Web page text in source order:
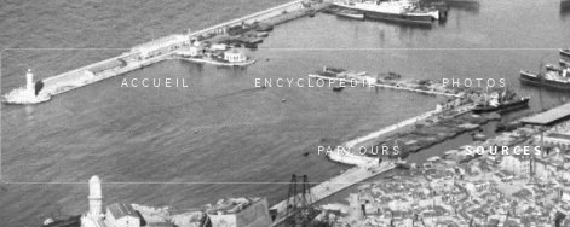
ACCUEIL ENCYCLOPÉDIE PHOTOS
PARCOURS SOURCES